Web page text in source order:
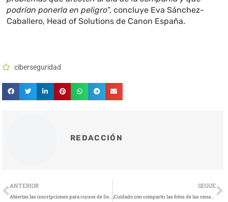
podrían ponerla en peligro”, concluye Eva Sánchez-
Caballero, Head of Solutions de Canon España.
ciberseguridad
REDACCIÓN
Ant
ANTERIOR
Abiertas las inscripciones para cursos de Seguridad en Tecnologías de la Información y Comunicación (STIC)
SEGUE
¡Cuidado con compartir las fotos de las cenas navideñas en redes sociales!